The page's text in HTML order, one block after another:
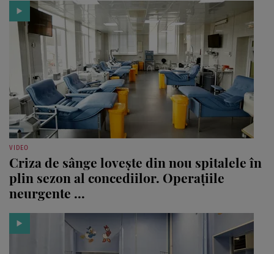
VIDEO
Criza de sânge lovește din nou spitalele în
plin sezon al concediilor. Operațiile
neurgente ...